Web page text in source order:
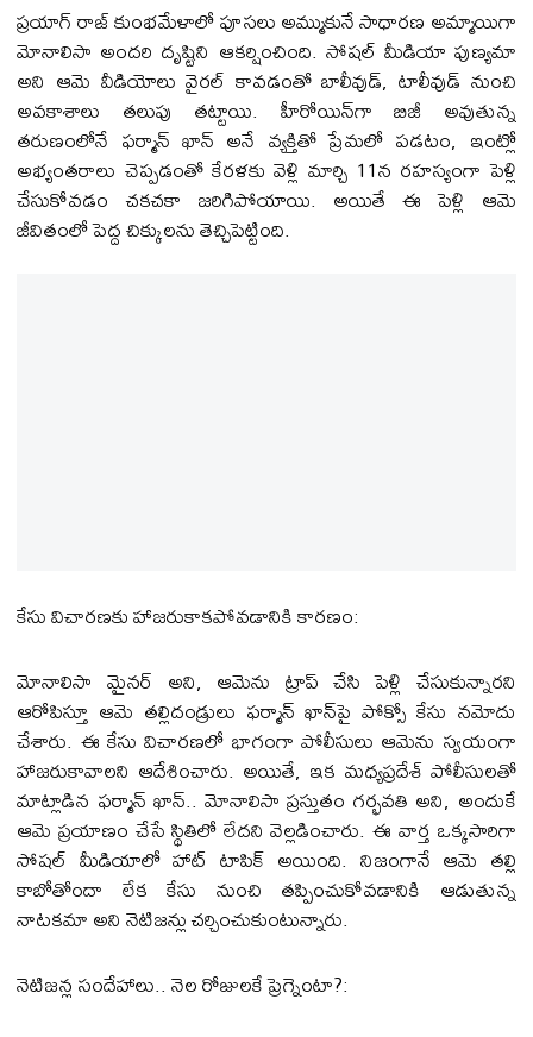
ప్రయాగ్ రాజ్ కుంభమేళాలో పూసలు అమ్ముకునే సాధారణ అమ్మాయిగా
మోనాలిసా అందరి దృష్టిని ఆకర్షించింది. సోషల్ మీడియా పుణ్యమా
అని ఆమె వీడియోలు వైరల్ కావడంతో బాలీవుడ్, టాలీవుడ్ నుంచి
అవకాశాలు తలుపు తట్టాయి. హీరోయిన్‌గా బిజీ అవుతున్న
తరుణంలోనే ఫర్మాన్ ఖాన్ అనే వ్యక్తితో ప్రేమలో పడటం, ఇంట్లో
అభ్యంతరాలు చెప్పడంతో కేరళకు వెళ్లి మార్చి 11న రహస్యంగా పెళ్లి
చేసుకోవడం చకచకా జరిగిపోయాయి. అయితే ఈ పెళ్లి ఆమె
జీవితంలో పెద్ద చిక్కులను తెచ్చిపెట్టింది.
కేసు విచారణకు హాజరుకాకపోవడానికి కారణం:
మోనాలిసా మైనర్ అని, ఆమెను ట్రాప్ చేసి పెళ్లి చేసుకున్నారని
ఆరోపిస్తూ ఆమె తల్లిదండ్రులు ఫర్మాన్ ఖాన్‌పై పోక్సో కేసు నమోదు
చేశారు. ఈ కేసు విచారణలో భాగంగా పోలీసులు ఆమెను స్వయంగా
హాజరుకావాలని ఆదేశించారు. అయితే, ఇక మధ్యప్రదేశ్ పోలీసులతో
మాట్లాడిన ఫర్మాన్ ఖాన్.. మోనాలిసా ప్రస్తుతం గర్భవతి అని, అందుకే
ఆమె ప్రయాణం చేసే స్థితిలో లేదని వెల్లడించారు. ఈ వార్త ఒక్కసారిగా
సోషల్ మీడియాలో హాట్ టాపిక్ అయింది. నిజంగానే ఆమె తల్లి
కాబోతోందా లేక కేసు నుంచి తప్పించుకోవడానికి ఆడుతున్న
నాటకమా అని నెటిజన్లు చర్చించుకుంటున్నారు.
నెటిజన్ల సందేహాలు.. నెల రోజులకే ప్రెగ్నెంటా?: